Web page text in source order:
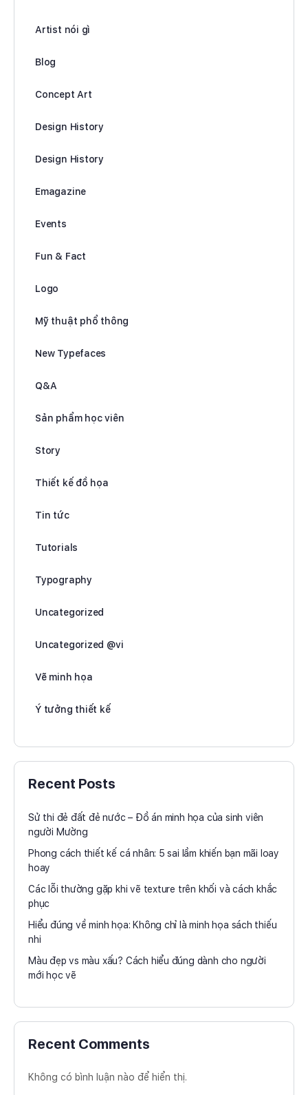
Artist nói gì
Blog
Concept Art
Design History
Design History
Emagazine
Events
Fun & Fact
Logo
Mỹ thuật phổ thông
New Typefaces
Q&A
Sản phẩm học viên
Story
Thiết kế đồ họa
Tin tức
Tutorials
Typography
Uncategorized
Uncategorized @vi
Vẽ minh họa
Ý tưởng thiết kế
Recent Posts
Sử thi đẻ đất đẻ nước – Đồ án minh họa của sinh viên
người Mường
Phong cách thiết kế cá nhân: 5 sai lầm khiến bạn mãi loay
hoay
Các lỗi thường gặp khi vẽ texture trên khối và cách khắc
phục
Hiểu đúng về minh họa: Không chỉ là minh họa sách thiếu
nhi
Màu đẹp vs màu xấu? Cách hiểu đúng dành cho người
mới học vẽ
Recent Comments
Không có bình luận nào để hiển thị.